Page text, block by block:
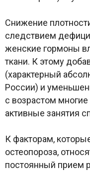
Снижение
следствием
женские гормоны
ткани. К этому
(характерный
России) и
с возрастом
активные занятия
К факторам,
остеопороза,
постоянный прием